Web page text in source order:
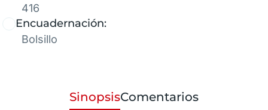
416
Encuadernación:
Bolsillo
SinopsisComentarios